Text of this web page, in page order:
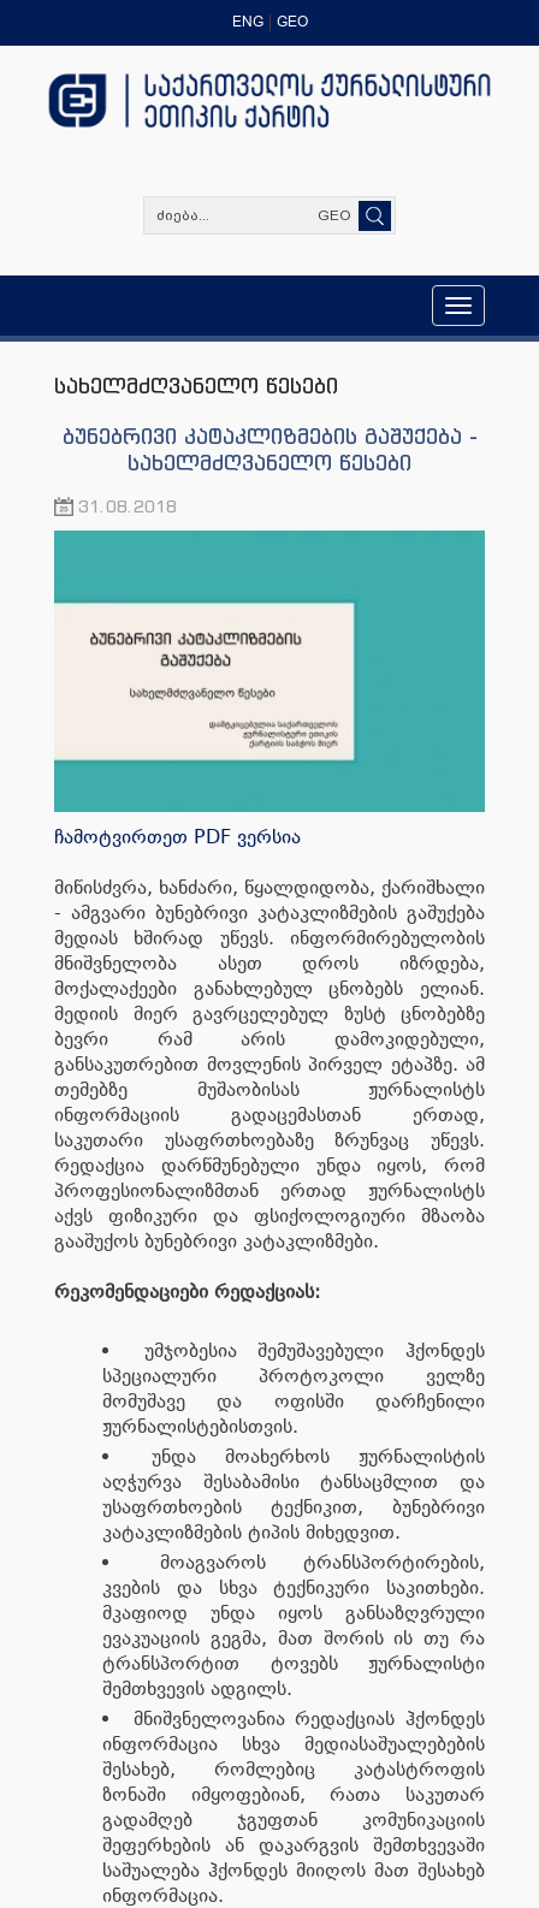
ENG GEO
GEO
Toggle
navigation
სახელმძღვანელო წესები
ბუნებრივი კატაკლიზმების გაშუქება -
სახელმძღვანელო წესები
31.08.2018
ჩამოტვირთეთ PDF ვერსია
მიწისძვრა, ხანძარი, წყალდიდობა, ქარიშხალი
- ამგვარი ბუნებრივი კატაკლიზმების გაშუქება
მედიას ხშირად უწევს. ინფორმირებულობის
მნიშვნელობა ასეთ დროს იზრდება,
მოქალაქეები განახლებულ ცნობებს ელიან.
მედიის მიერ გავრცელებულ ზუსტ ცნობებზე
ბევრი რამ არის დამოკიდებული,
განსაკუთრებით მოვლენის პირველ ეტაპზე. ამ
თემებზე მუშაობისას ჟურნალისტს
ინფორმაციის გადაცემასთან ერთად,
საკუთარი უსაფრთხოებაზე ზრუნვაც უწევს.
რედაქცია დარწმუნებული უნდა იყოს, რომ
პროფესიონალიზმთან ერთად ჟურნალისტს
აქვს ფიზიკური და ფსიქოლოგიური მზაობა
გააშუქოს ბუნებრივი კატაკლიზმები.
რეკომენდაციები რედაქციას:
უმჯობესია შემუშავებული ჰქონდეს
სპეციალური პროტოკოლი ველზე
მომუშავე და ოფისში დარჩენილი
ჟურნალისტებისთვის.
უნდა მოახერხოს ჟურნალისტის
აღჭურვა შესაბამისი ტანსაცმლით და
უსაფრთხოების ტექნიკით, ბუნებრივი
კატაკლიზმების ტიპის მიხედვით.
მოაგვაროს ტრანსპორტირების,
კვების და სხვა ტექნიკური საკითხები.
მკაფიოდ უნდა იყოს განსაზღვრული
ევაკუაციის გეგმა, მათ შორის ის თუ რა
ტრანსპორტით ტოვებს ჟურნალისტი
შემთხვევის ადგილს.
მნიშვნელოვანია რედაქციას ჰქონდეს
ინფორმაცია სხვა მედიასაშუალებების
შესახებ, რომლებიც კატასტროფის
ზონაში იმყოფებიან, რათა საკუთარ
გადამღებ ჯგუფთან კომუნიკაციის
შეფერხების ან დაკარგვის შემთხვევაში
საშუალება ჰქონდეს მიიღოს მათ შესახებ
ინფორმაცია.